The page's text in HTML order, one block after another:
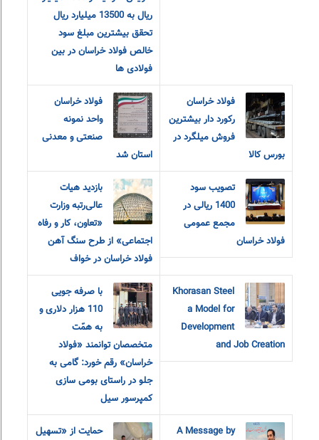
ریال به 13500 میلیارد ریال
تحقق بیشترین مبلغ سود
خالص فولاد خراسان در بین
فولادی ها
فولاد خراسان
رکورد دار بیشترین
فروش میلگرد در
بورس کالا
فولاد خراسان
واحد نمونه
صنعتی و معدنی
استان شد
تصویب سود
1400 ریالی در
مجمع عمومی
فولاد خراسان
بازدید هیات
عالی‌رتبه وزارت
«تعاون، کار و رفاه
اجتماعی» از طرح سنگ آهن
فولاد خراسان در خواف
Khorasan Steel
a Model for
Development
and Job Creation
با صرفه جویی
110 هزار دلاری و
به همّت
متخصصان توانمند «فولاد
خراسان» رقم خورد: گامی به
جلو در راستای بومی سازی
کمپرسور سیل
A Message by
حمایت از «تسهیل